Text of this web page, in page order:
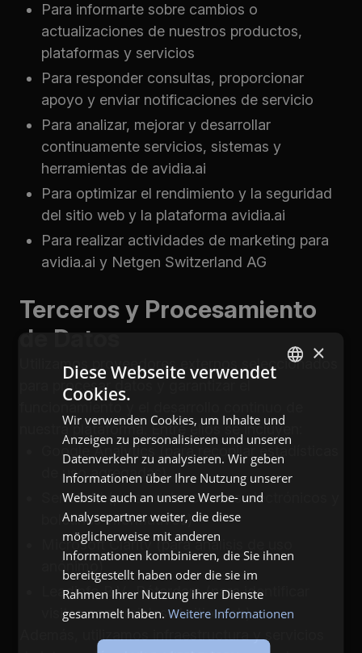
Para informarte sobre cambios o
actualizaciones de nuestros productos,
plataformas y servicios
Para responder consultas, proporcionar
apoyo y enviar notificaciones de servicio
Para analizar, mejorar y desarrollar
continuamente servicios, sistemas y
herramientas de avidia.ai
Para optimizar el rendimiento y la seguridad
del sitio web y la plataforma avidia.ai
Para realizar actividades de marketing para
avidia.ai y Netgen Switzerland AG
Terceros y Procesamiento
de Datos
Utilizamos proveedores externos seleccionados
para procesar datos y garantizar el
nuestra plataforma. Entre ellos se incluyen:
Google Analytics (para recopilar estadísticas
de uso agregadas)
SendGrid (para enviar correos electrónicos y
boletines informativos)
Microsoft Clarity (para análisis de uso
anónimo)
Leadinfo B.V., Róterdam (para identificar
visitas comerciales al sitio web)
ENGLISH
×
Diese Webseite verwendet
Cookies.
Wir verwenden Cookies, um Inhalte und
Anzeigen zu personalisieren und unseren
Datenverkehr zu analysieren. Wir geben
Informationen über Ihre Nutzung unserer
Website auch an unsere Werbe- und
Analysepartner weiter, die diese
möglicherweise mit anderen
Informationen kombinieren, die Sie ihnen
bereitgestellt haben oder die sie im
Rahmen Ihrer Nutzung ihrer Dienste
gesammelt haben. Weitere Informationen